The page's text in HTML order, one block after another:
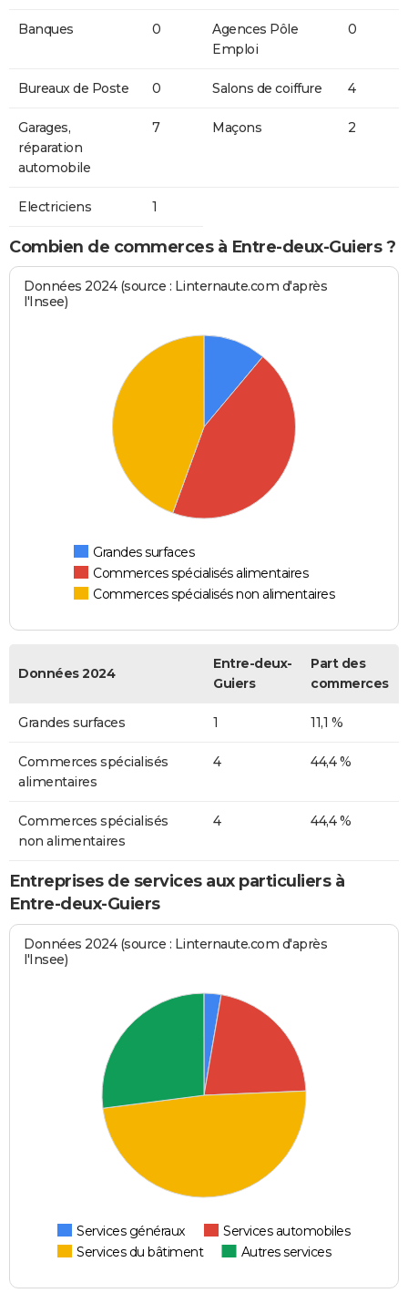
Banques 0
Agences Pôle
Emploi
0
Bureaux de Poste 0 Salons de coiffure 4
Garages,
réparation
automobile
7 Maçons 2
Electriciens 1
Combien de commerces à Entre-deux-Guiers ?
Données 2024 (source : Linternaute.com d'après
l'Insee)
Grandes surfaces
Commerces spécialisés alimentaires
Commerces spécialisés non alimentaires
Données 2024
Entre-deux-
Guiers
Part des
commerces
Grandes surfaces 1 11,1 %
Commerces spécialisés
alimentaires
4 44,4 %
Commerces spécialisés
non alimentaires
4 44,4 %
Entreprises de services aux particuliers à
Entre-deux-Guiers
Données 2024 (source : Linternaute.com d'après
l'Insee)
Services généraux
Services automobiles
Services du bâtiment
Autres services